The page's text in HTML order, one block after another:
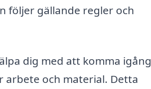
följer gällande regler och
dig med att komma igång
och material. Detta